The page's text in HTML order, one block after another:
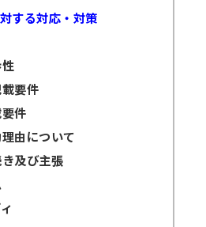
する対応・対策
要件
件
由について
及び主張